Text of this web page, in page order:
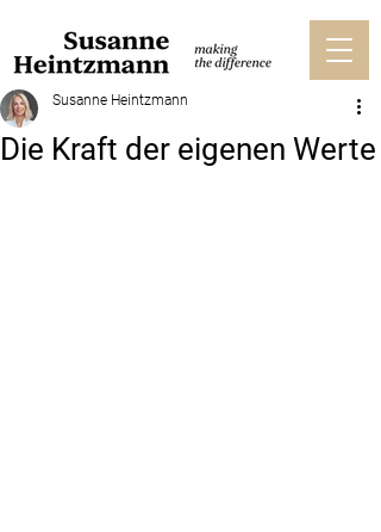
Die Kraft der eigenen Werte
Susanne Heintzmann